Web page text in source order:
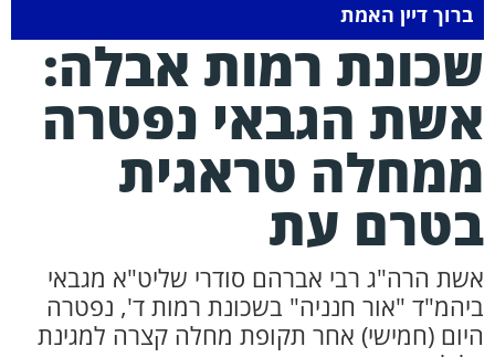
דיין האמת
רמות אבלה:
הגבאי נפטרה
טראגית
עת
הרה"ג רבי אברהם סודרי שליט"א מגבאי
"אור חנניה" בשכונת רמות ד', נפטרה
(חמישי) אחר תקופת מחלה קצרה למגינת